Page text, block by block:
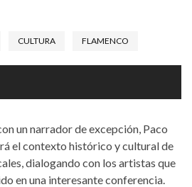
CULTURA FLAMENCO
un narrador de excepción, Paco
el contexto histórico y cultural de
dialogando con los artistas que
en una interesante conferencia.